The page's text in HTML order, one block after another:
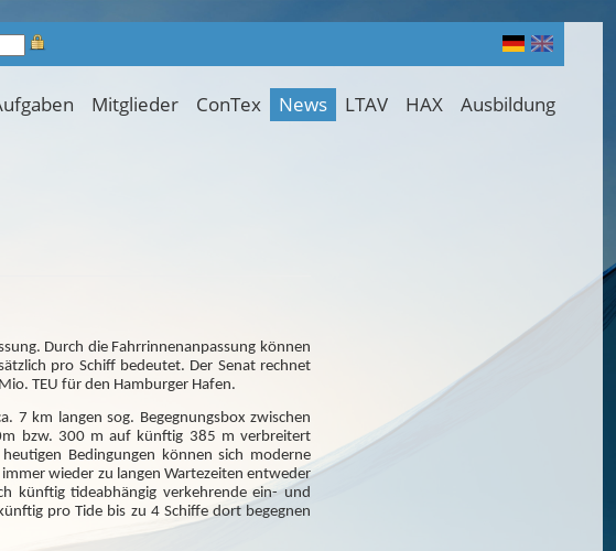
Mitglieder ConTex News LTAV HAX Ausbildung
Durch die Fahrrinnenanpassung können
pro Schiff bedeutet. Der Senat rechnet
TEU für den Hamburger Hafen.
7 km langen sog. Begegnungsbox zwischen
bzw. 300 m auf künftig 385 m verbreitert
Bedingungen können sich moderne
wieder zu langen Wartezeiten entweder
künftig tideabhängig verkehrende ein- und
pro Tide bis zu 4 Schiffe dort begegnen